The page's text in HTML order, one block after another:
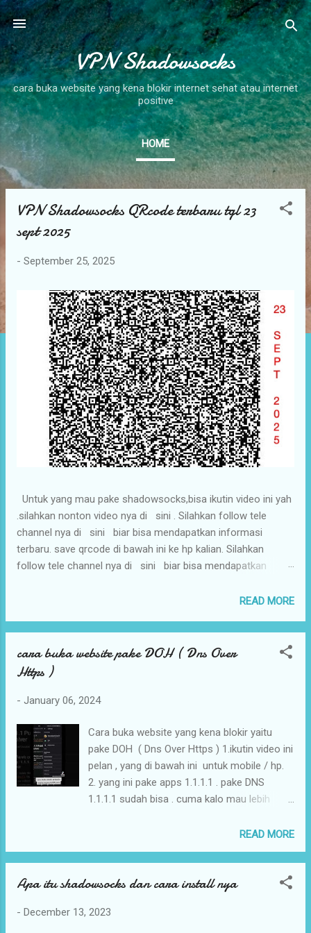
Skip to main content
VPN Shadowsocks
cara buka website yang kena blokir internet sehat atau internet
positive
HOME
VPN Shadowsocks QRcode terbaru tgl 23
sept 2025
- September 25, 2025
Untuk yang mau pake shadowsocks,bisa ikutin video ini yah
.silahkan nonton video nya di sini . Silahkan follow tele
channel nya di sini biar bisa mendapatkan informasi
terbaru. save qrcode di bawah ini ke hp kalian. Silahkan
follow tele channel nya di sini biar bisa mendapatkan
READ MORE
cara buka website pake DOH ( Dns Over
Https )
- January 06, 2024
Cara buka website yang kena blokir yaitu
pake DOH ( Dns Over Https ) 1.ikutin video ini
pelan , yang di bawah ini untuk mobile / hp.
2. yang ini pake apps 1.1.1.1 . pake DNS
1.1.1.1 sudah bisa . cuma kalo mau lebih
sekitran 15rb/bln .. atau kalo misalkan ga
mau beli lewat playstore, nanti WA ke saya
aza ,,. nanti saya kasih lisence nya. ok,
selamat mencoba dan semoga berhasil yang
blokir. 3. yang di bawah ini untuk computer .
READ MORE
Apa itu shadowsocks dan cara install nya
- December 13, 2023